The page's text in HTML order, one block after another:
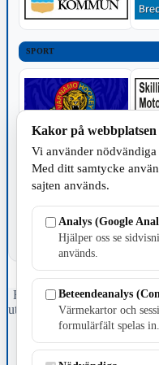
SPORT
Fristående
ut tidningen Skillingaryd.nu
april 2026 omfattar
Kakor på webbplatsen
Vi använder
Med ditt samtycke
sajten används.
Analys (Google
Hjälper oss se
används.
Beteendeanalys
Värmekartor och
formulärfält spelas in.